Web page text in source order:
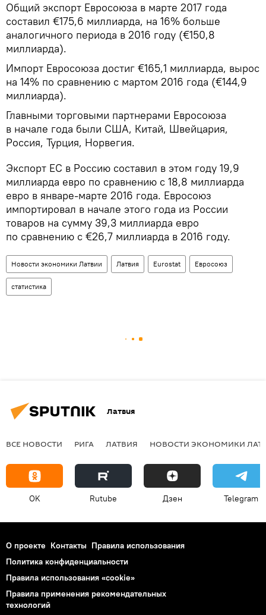
Общий экспорт Евросоюза в марте 2017 года
составил €175,6 миллиарда, на 16% больше
аналогичного периода в 2016 году (€150,8
миллиарда).
Импорт Евросоюза достиг €165,1 миллиарда, вырос
на 14% по сравнению с мартом 2016 года (€144,9
миллиарда).
Главными торговыми партнерами Евросоюза
в начале года были США, Китай, Швейцария,
Россия, Турция, Норвегия.
Экспорт ЕС в Россию составил в этом году 19,9
миллиарда евро по сравнению с 18,8 миллиарда
евро в январе-марте 2016 года. Евросоюз
импортировал в начале этого года из России
товаров на сумму 39,3 миллиарда евро
по сравнению с €26,7 миллиарда в 2016 году.
Новости экономики Латвии Латвия Eurostat Евросоюз
статистика
Латвия
ВСЕ НОВОСТИ РИГА ЛАТВИЯ НОВОСТИ ЭКОНОМИКИ
OK Rutube Дзен Telegram
О проекте Контакты Правила использования
Политика конфиденциальности
Правила использования «cookie»
Правила применения рекомендательных
технологий